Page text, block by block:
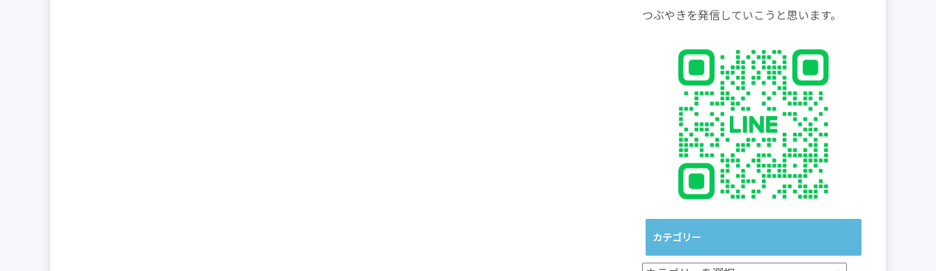
つぶやきを発信していこうと思います。
カテゴリー